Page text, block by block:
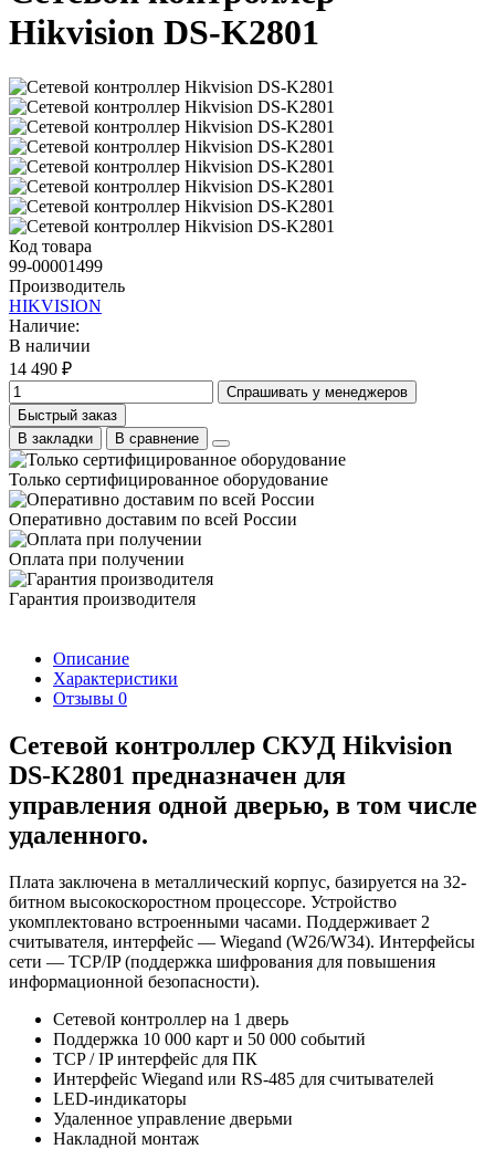
Hikvision DS-K2801
Код товара
99-00001499
Производитель
HIKVISION
Наличие:
В наличии
14 490 ₽
Спрашивать у менеджеров
Быстрый заказ
В закладки
В сравнение
Только сертифицированное оборудование
Оперативно доставим по всей России
Оплата при получении
Гарантия производителя
Описание
Характеристики
Отзывы 0
Сетевой контроллер СКУД Hikvision
DS-K2801 предназначен для
управления одной дверью, в том числе
удаленного.
Плата заключена в металлический корпус, базируется на 32-
битном высокоскоростном процессоре. Устройство
укомплектовано встроенными часами. Поддерживает 2
считывателя, интерфейс — Wiegand (W26/W34). Интерфейсы
сети — TCP/IP (поддержка шифрования для повышения
информационной безопасности).
Сетевой контроллер на 1 дверь
Поддержка 10 000 карт и 50 000 событий
TCP / IP интерфейс для ПК
Интерфейс Wiegand или RS-485 для считывателей
LED-индикаторы
Удаленное управление дверьми
Накладной монтаж